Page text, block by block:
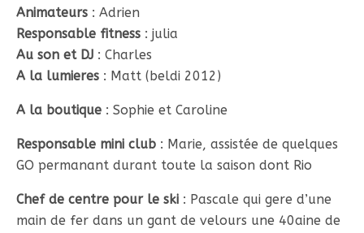
Animateurs : Adrien
Responsable fitness : julia
Au son et DJ : Charles
A la lumieres : Matt (beldi 2012)
A la boutique : Sophie et Caroline
Responsable mini club : Marie, assistée de quelques
GO permanant durant toute la saison dont Rio
Chef de centre pour le ski : Pascale qui gere d’une
main de fer dans un gant de velours une 40aine de